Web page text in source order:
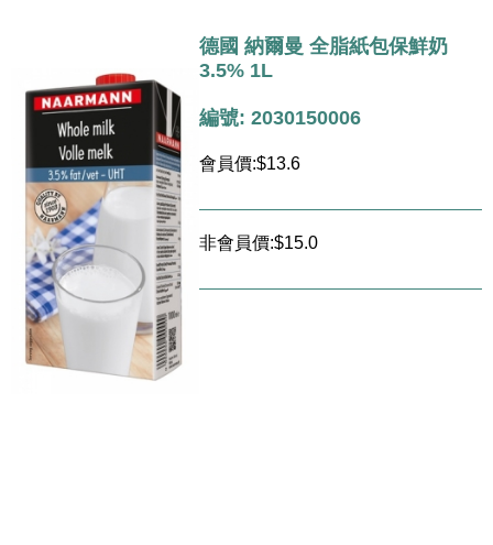
德國 納爾曼 全脂紙包保鮮奶
3.5% 1L
編號: 2030150006
會員價:$13.6
非會員價:$15.0